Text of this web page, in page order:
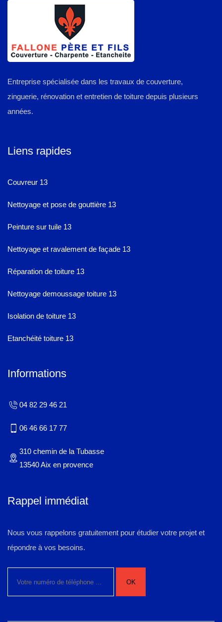
Entreprise spécialisée dans les travaux de couverture,
zinguerie, rénovation et entretien de toiture depuis plusieurs
années.
Liens rapides
Couvreur 13
Nettoyage et pose de gouttière 13
Peinture sur tuile 13
Nettoyage et ravalement de façade 13
Réparation de toiture 13
Nettoyage demoussage toiture 13
Isolation de toiture 13
Etanchéité toiture 13
Informations
04 82 29 46 21
06 46 66 17 77
310 chemin de la Tubasse
13540 Aix en provence
Rappel immédiat
Nous vous rappelons gratuitement pour étudier votre projet et
répondre à vos besoins.